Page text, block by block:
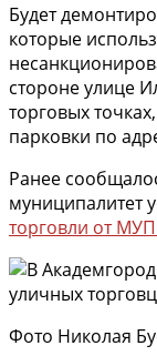
Будет
которые
стороне улице
торговых
парковки по
Ранее
муниципалитет
торговли от
Фото Николая